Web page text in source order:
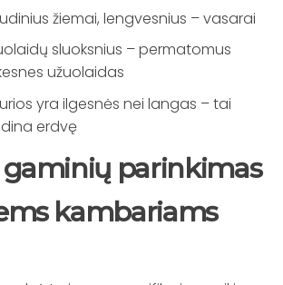
žiemai, lengvesnius – vasarai
sluoksnius – permatomus
užuolaidas
yra ilgesnės nei langas – tai
erdvę
gaminių parinkimas
kambariams